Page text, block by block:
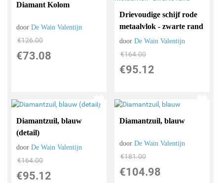
Diamant Kolom
doorDe Wain Valentijn
€126.00
€73.08
Drievoudige schijf rode
metaalvlok - zwarte rand
doorDe Wain Valentijn
€164.00
€95.12
Diamantzuil, blauw
(detail)
doorDe Wain Valentijn
€164.00
€95.12
Diamantzuil, blauw
doorDe Wain Valentijn
€181.00
€104.98